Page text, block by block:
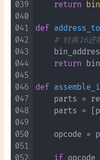
039
040
041
042
043
044
045
046
047
048
049
050
051
return bin
def
# 转换16进
return
def
parts =
    parts = [p
opcode =